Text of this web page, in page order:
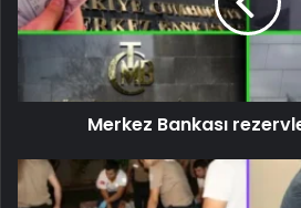
Merkez Bankası